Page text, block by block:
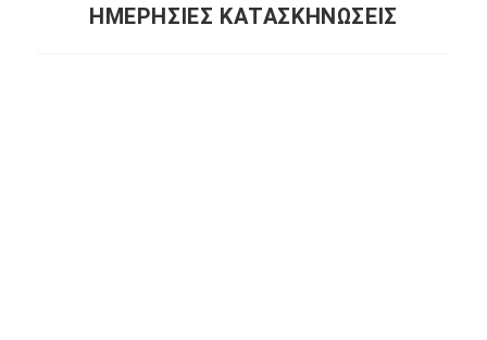
ΗΜΕΡΗΣΙΕΣ ΚΑΤΑΣΚΗΝΩΣΕΙΣ